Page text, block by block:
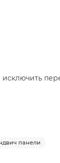
панели